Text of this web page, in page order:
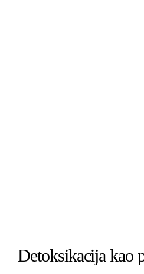
Detoksikacija kao